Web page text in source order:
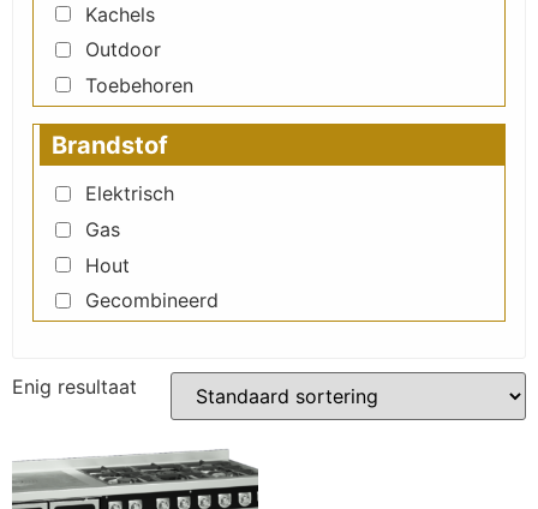
Kachels
Outdoor
Toebehoren
Brandstof
Elektrisch
Gas
Hout
Gecombineerd
Enig resultaat